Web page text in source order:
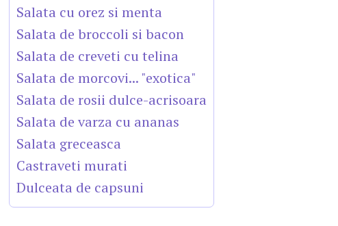
Salata cu orez si menta
Salata de broccoli si bacon
Salata de creveti cu telina
Salata de morcovi... "exotica"
Salata de rosii dulce-acrisoara
Salata de varza cu ananas
Salata greceasca
Castraveti murati
Dulceata de capsuni